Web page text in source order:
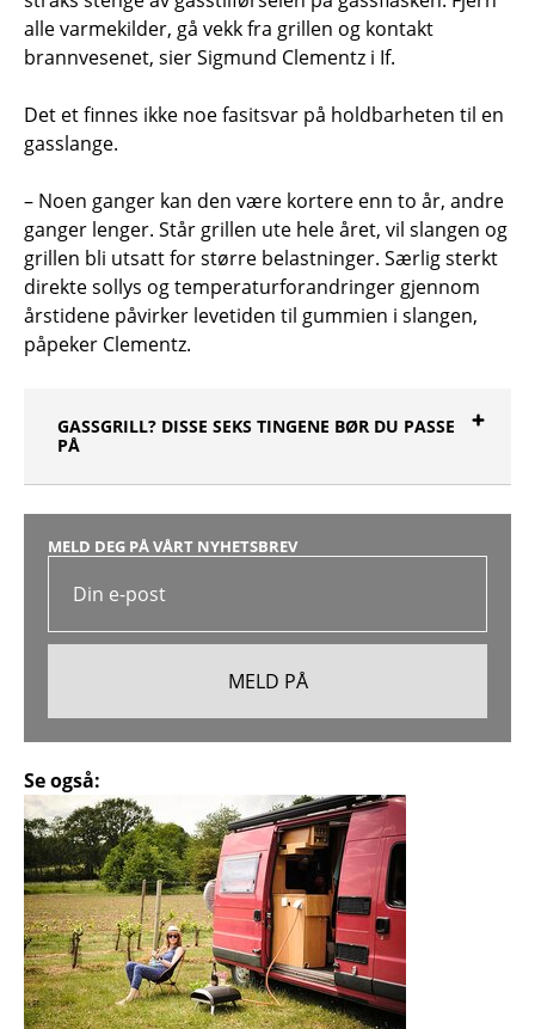
alle varmekilder, gå vekk fra grillen og kontakt
brannvesenet, sier Sigmund Clementz i If.
Det et finnes ikke noe fasitsvar på holdbarheten til en
gasslange.
– Noen ganger kan den være kortere enn to år, andre
ganger lenger. Står grillen ute hele året, vil slangen og
grillen bli utsatt for større belastninger. Særlig sterkt
direkte sollys og temperaturforandringer gjennom
årstidene påvirker levetiden til gummien i slangen,
påpeker Clementz.
GASSGRILL? DISSE SEKS TINGENE BØR DU PASSE
PÅ
MELD DEG PÅ VÅRT NYHETSBREV
Se også: